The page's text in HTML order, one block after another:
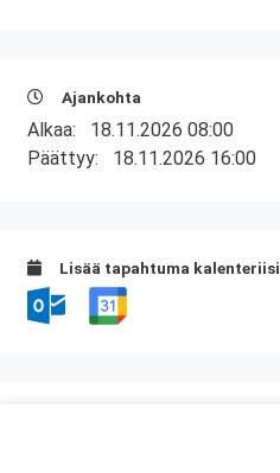
Ajankohta
Alkaa: 18.11.2026 08:00
Päättyy: 18.11.2026 16:00
Lisää tapahtuma kalenteriisi